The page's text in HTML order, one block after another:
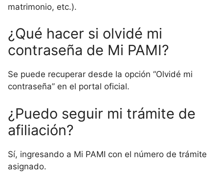
matrimonio, etc.).
¿Qué hacer si olvidé mi
contraseña de Mi PAMI?
Se puede recuperar desde la opción “Olvidé mi
contraseña” en el portal oficial.
¿Puedo seguir mi trámite de
afiliación?
Sí, ingresando a Mi PAMI con el número de trámite
asignado.